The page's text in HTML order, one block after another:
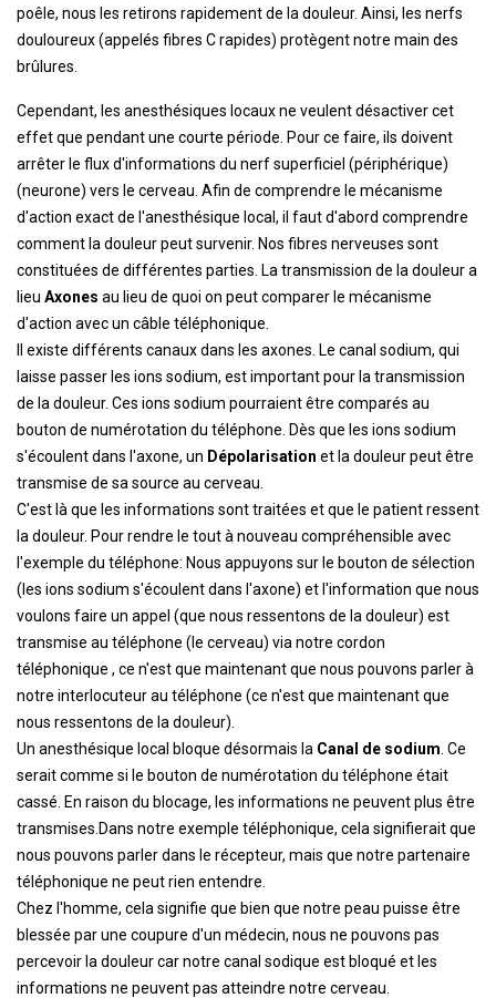
poêle, nous les retirons rapidement de la douleur. Ainsi, les nerfs
douloureux (appelés fibres C rapides) protègent notre main des
brûlures.
Cependant, les anesthésiques locaux ne veulent désactiver cet
effet que pendant une courte période. Pour ce faire, ils doivent
arrêter le flux d'informations du nerf superficiel (périphérique)
(neurone) vers le cerveau. Afin de comprendre le mécanisme
d'action exact de l'anesthésique local, il faut d'abord comprendre
comment la douleur peut survenir. Nos fibres nerveuses sont
constituées de différentes parties. La transmission de la douleur a
lieu Axones au lieu de quoi on peut comparer le mécanisme
d'action avec un câble téléphonique.
Il existe différents canaux dans les axones. Le canal sodium, qui
laisse passer les ions sodium, est important pour la transmission
de la douleur. Ces ions sodium pourraient être comparés au
bouton de numérotation du téléphone. Dès que les ions sodium
s'écoulent dans l'axone, un Dépolarisation et la douleur peut être
transmise de sa source au cerveau.
C'est là que les informations sont traitées et que le patient ressent
la douleur. Pour rendre le tout à nouveau compréhensible avec
l'exemple du téléphone: Nous appuyons sur le bouton de sélection
(les ions sodium s'écoulent dans l'axone) et l'information que nous
voulons faire un appel (que nous ressentons de la douleur) est
transmise au téléphone (le cerveau) via notre cordon
téléphonique , ce n'est que maintenant que nous pouvons parler à
notre interlocuteur au téléphone (ce n'est que maintenant que
nous ressentons de la douleur).
Un anesthésique local bloque désormais la Canal de sodium . Ce
serait comme si le bouton de numérotation du téléphone était
cassé. En raison du blocage, les informations ne peuvent plus être
transmises.Dans notre exemple téléphonique, cela signifierait que
nous pouvons parler dans le récepteur, mais que notre partenaire
téléphonique ne peut rien entendre.
Chez l'homme, cela signifie que bien que notre peau puisse être
blessée par une coupure d'un médecin, nous ne pouvons pas
percevoir la douleur car notre canal sodique est bloqué et les
informations ne peuvent pas atteindre notre cerveau.